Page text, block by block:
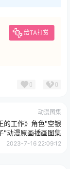
给TA打赏
0 0
动漫图集
的工作》角色"空银
"动漫原画插画图集
2023-7-16 22:09:12